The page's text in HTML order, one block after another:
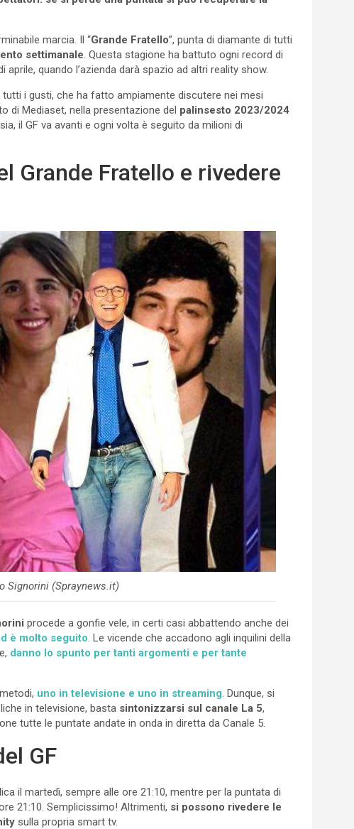
marcia. Il “Grande Fratello”, punta di diamante di tutti
settimanale . Questa stagione ha battuto ogni record di
quando l’azienda darà spazio ad altri reality show.
tutti i gusti, che ha fatto ampiamente discutere nei mesi
di Mediaset, nella presentazione del palinsesto 2023/2024
il GF va avanti e ogni volta è seguito da milioni di
Grande Fratello e rivedere
Signorini (Spraynews.it)
procede a gonfie vele, in certi casi abbattendo anche dei
è molto seguito . Le vicende che accadono agli inquilini della
danno lo spunto per tanti argomenti e per tante
uno in televisione e uno in streaming . Dunque, si
in televisione, basta sintonizzarsi sul canale La 5,
tutte le puntate andate in onda in diretta da Canale 5.
GF
il martedì, sempre alle ore 21:10, mentre per la puntata di
21:10. Semplicissimo! Altrimenti, si possono rivedere le
sulla propria smart tv.